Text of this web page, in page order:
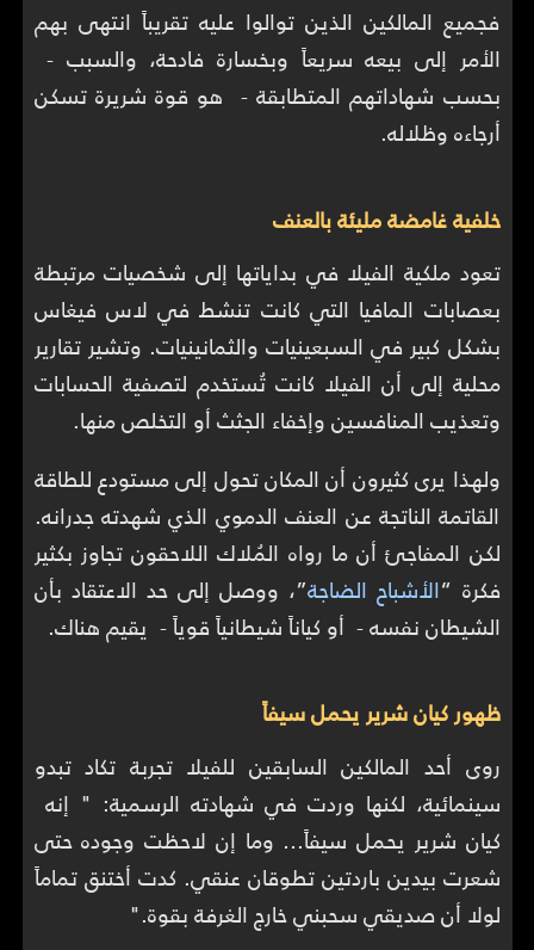
فجميع المالكين الذين توالوا عليه تقريباً انتهى بهم
الأمر إلى بيعه سريعاً وبخسارة فادحة، والسبب -
بحسب شهاداتهم المتطابقة - هو قوة شريرة تسكن
أرجاءه وظلاله.
خلفية غامضة مليئة بالعنف
تعود ملكية الفيلا في بداياتها إلى شخصيات مرتبطة
بعصابات المافيا التي كانت تنشط في لاس فيغاس
بشكل كبير في السبعينيات والثمانينيات. وتشير تقارير
محلية إلى أن الفيلا كانت تُستخدم لتصفية الحسابات
وتعذيب المنافسين وإخفاء الجثث أو التخلص منها.
ولهذا يرى كثيرون أن المكان تحول إلى مستودع للطاقة
القاتمة الناتجة عن العنف الدموي الذي شهدته جدرانه.
لكن المفاجئ أن ما رواه المُلاك اللاحقون تجاوز بكثير
فكرة “الأشباح الضاجة”، ووصل إلى حد الاعتقاد بأن
الشيطان نفسه - أو كياناً شيطانياً قوياً - يقيم هناك.
ظهور كيان شرير يحمل سيفاً
روى أحد المالكين السابقين للفيلا تجربة تكاد تبدو
سينمائية، لكنها وردت في شهادته الرسمية: " إنه
كيان شرير يحمل سيفاً… وما إن لاحظت وجوده حتى
شعرت بيدين باردتين تطوقان عنقي. كدت أختنق تماماً
لولا أن صديقي سحبني خارج الغرفة بقوة."